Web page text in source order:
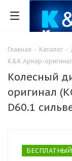
Главная - Каталог -
K&K Арнар-
Колесный
оригинал
D60.1